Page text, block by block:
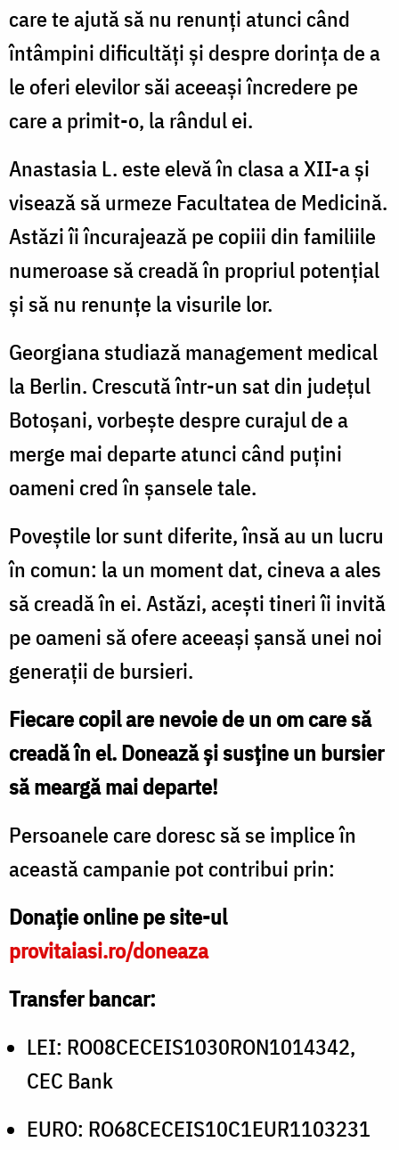
care te ajută să nu renunți atunci când
întâmpini dificultăți și despre dorința de a
le oferi elevilor săi aceeași încredere pe
care a primit-o, la rândul ei.
Anastasia L. este elevă în clasa a XII-a și
visează să urmeze Facultatea de Medicină.
Astăzi îi încurajează pe copiii din familiile
numeroase să creadă în propriul potențial
și să nu renunțe la visurile lor.
Georgiana studiază management medical
la Berlin. Crescută într-un sat din județul
Botoșani, vorbește despre curajul de a
merge mai departe atunci când puțini
oameni cred în șansele tale.
Poveștile lor sunt diferite, însă au un lucru
în comun: la un moment dat, cineva a ales
să creadă în ei. Astăzi, acești tineri îi invită
pe oameni să ofere aceeași șansă unei noi
generații de bursieri.
Fiecare copil are nevoie de un om care să
creadă în el. Donează și susține un bursier
să meargă mai departe!
Persoanele care doresc să se implice în
această campanie pot contribui prin:
Donație online pe site-ul
provitaiasi.ro/doneaza
Transfer bancar:
LEI: RO08CECEIS1030RON1014342,
CEC Bank
EURO: RO68CECEIS10C1EUR1103231